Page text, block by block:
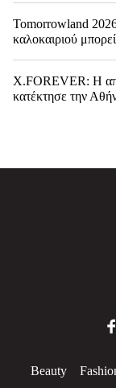
Tomorrowland
καλοκαιριού
X.FOREVER: Η
κατέκτησε την
Beauty